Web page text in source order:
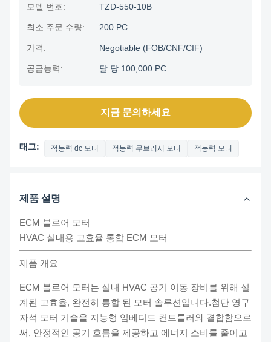
모델 번호: TZD-550-10B
최소 주문 수량: 200 PC
가격: Negotiable (FOB/CNF/CIF)
공급능력: 달 당 100,000 PC
지금 문의하세요
태그: 적능력 dc 모터 적능력 무브러시 모터 적능력 모터
제품 설명
ECM 블로어 모터
HVAC 실내용 고효율 통합 ECM 모터
제품 개요
ECM 블로어 모터는 실내 HVAC 공기 이동 장비를 위해 설
계된 고효율, 완전히 통합 된 모터 솔루션입니다.첨단 영구
자석 모터 기술을 지능형 임베디드 컨트롤러와 결합함으로
써, 안정적인 공기 흐름을 제공하고 에너지 소비를 줄이고